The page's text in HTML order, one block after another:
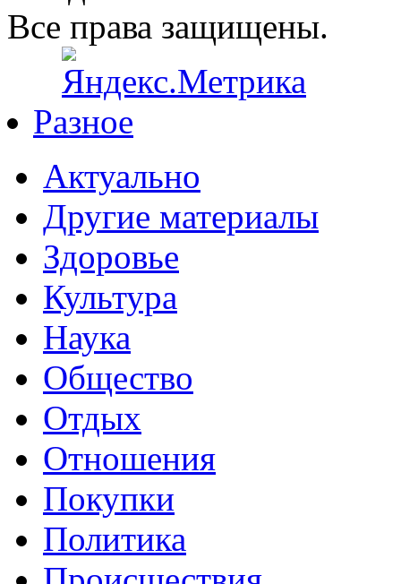
Все права защищены.
Разное
Актуально
Другие материалы
Здоровье
Культура
Наука
Общество
Отдых
Отношения
Покупки
Политика